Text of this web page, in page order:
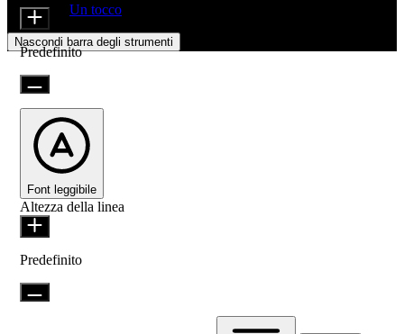
Offerto da Un tocco
Nascondi barra degli strumenti
Predefinito
Font leggibile
Altezza della linea
Predefinito